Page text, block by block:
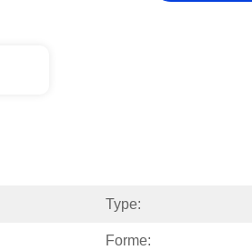
Type:
Forme: